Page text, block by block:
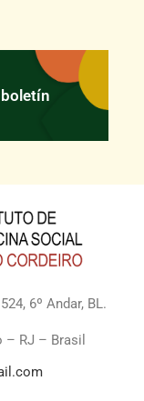
6º Andar, BL.
– RJ – Brasil